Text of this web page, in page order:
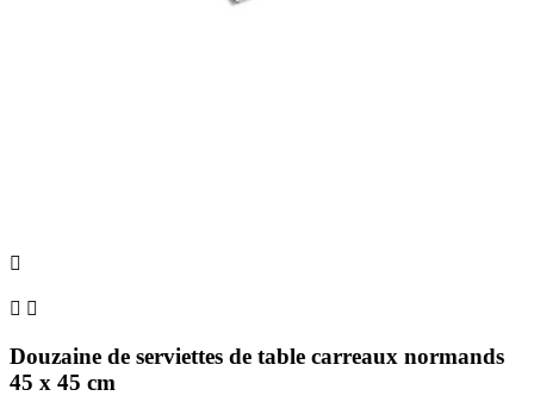

 
Douzaine de serviettes de table carreaux normands
45 x 45 cm